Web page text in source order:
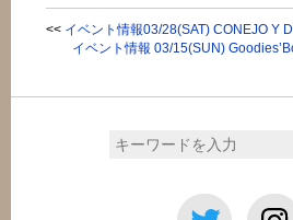
<< イベント情報03/28(SAT) CONEJO Y
イベント情報 03/15(SUN)